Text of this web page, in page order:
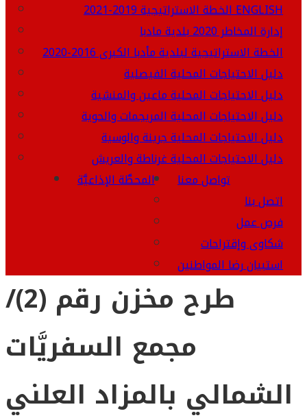
الخطة الاستراتيجية 2019-2021 ENGLISH
إدارة المخاطر 2020 بلدية مادبا
الخطة الاستراتيجية لبلدية مأدبا الكبرى 2016-2020
دليل الاحتياجات المحلية الفيصلية
دليل الاحتياجات المحلية ماعين والمنشية
دليل الاحتياجات المحلية المريجمات والحوية
دليل الاحتياجات المحلية جرينة والوسية
دليل الاحتياجات المحلية غرناطة والعريش
تواصل معنا
اتصل بنا
فرص عمل
شكاوى وإقتراحات
استبيان رضا المواطنين
المحطَّة الإذاعيَّة
طرح مخزن رقم (2)/
مجمع السفريَّات
الشمالي بالمزاد العلني